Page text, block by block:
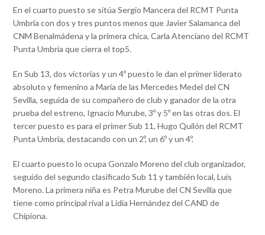
En el cuarto puesto se sitúa Sergio Mancera del RCMT Punta
Umbría con dos y tres puntos menos que Javier Salamanca del
CNM Benalmádena y la primera chica, Carla Atenciano del RCMT
Punta Umbría que cierra el top5.
En Sub 13, dos victorias y un 4º puesto le dan el primer liderato
absoluto y femenino a María de las Mercedes Medel del CN
Sevilla, seguida de su compañero de club y ganador de la otra
prueba del estreno, Ignacio Murube, 3º y 5º en las otras dos. El
tercer puesto es para el primer Sub 11, Hugo Quilón del RCMT
Punta Umbría, destacando con un 2º, un 6º y un 4º.
El cuarto puesto lo ocupa Gonzalo Moreno del club organizador,
seguido del segundo clasificado Sub 11 y también local, Luis
Moreno. La primera niña es Petra Murube del CN Sevilla que
tiene como principal rival a Lidia Hernández del CAND de
Chipiona.